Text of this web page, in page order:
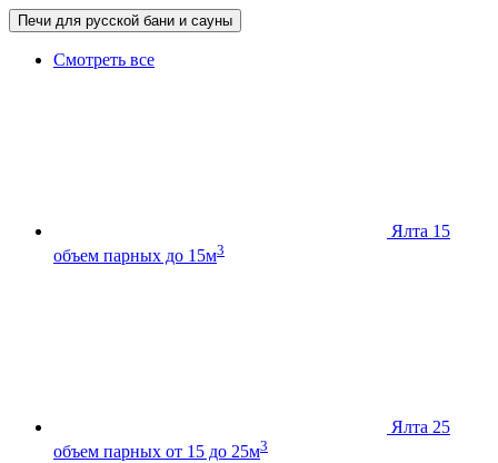
Печи для русской бани и сауны
Смотреть все
Ялта 15
объем парных до 15м3
Ялта 25
объем парных от 15 до 25м3